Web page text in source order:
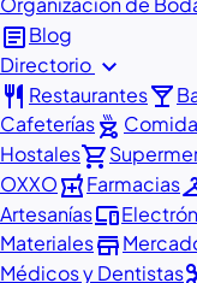
articleBlog
Directorio expand_more
restaurant Restauranteslocal_bar
Cafeteríasoutdoor_grill
Hostalesshopping_cart
OXXOlocal_pharmacyFarmacias
Artesaníasdevices
Materialesstore
Médicos y Dentistas